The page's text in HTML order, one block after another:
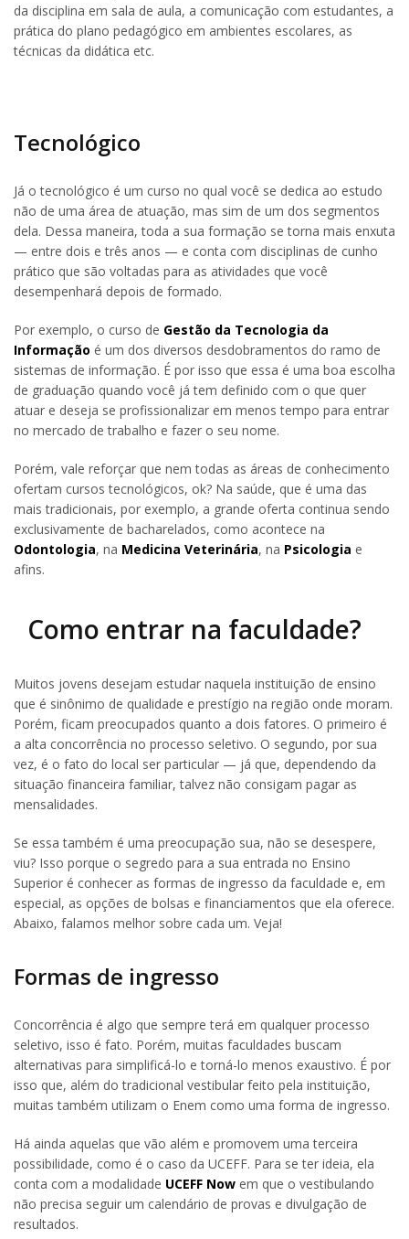
da disciplina em sala de aula, a comunicação com estudantes, a
prática do plano pedagógico em ambientes escolares, as
técnicas da didática etc.
Tecnológico
Já o tecnológico é um curso no qual você se dedica ao estudo
não de uma área de atuação, mas sim de um dos segmentos
dela. Dessa maneira, toda a sua formação se torna mais enxuta
— entre dois e três anos — e conta com disciplinas de cunho
prático que são voltadas para as atividades que você
desempenhará depois de formado.
Por exemplo, o curso de Gestão da Tecnologia da
Informação é um dos diversos desdobramentos do ramo de
sistemas de informação. É por isso que essa é uma boa escolha
de graduação quando você já tem definido com o que quer
atuar e deseja se profissionalizar em menos tempo para entrar
no mercado de trabalho e fazer o seu nome.
Porém, vale reforçar que nem todas as áreas de conhecimento
ofertam cursos tecnológicos, ok? Na saúde, que é uma das
mais tradicionais, por exemplo, a grande oferta continua sendo
exclusivamente de bacharelados, como acontece na
Odontologia, na Medicina Veterinária, na Psicologia e
afins.
Como entrar na faculdade?
Muitos jovens desejam estudar naquela instituição de ensino
que é sinônimo de qualidade e prestígio na região onde moram.
Porém, ficam preocupados quanto a dois fatores. O primeiro é
a alta concorrência no processo seletivo. O segundo, por sua
vez, é o fato do local ser particular — já que, dependendo da
situação financeira familiar, talvez não consigam pagar as
mensalidades.
Se essa também é uma preocupação sua, não se desespere,
viu? Isso porque o segredo para a sua entrada no Ensino
Superior é conhecer as formas de ingresso da faculdade e, em
especial, as opções de bolsas e financiamentos que ela oferece.
Abaixo, falamos melhor sobre cada um. Veja!
Formas de ingresso
Concorrência é algo que sempre terá em qualquer processo
seletivo, isso é fato. Porém, muitas faculdades buscam
alternativas para simplificá-lo e torná-lo menos exaustivo. É por
isso que, além do tradicional vestibular feito pela instituição,
muitas também utilizam o Enem como uma forma de ingresso.
Há ainda aquelas que vão além e promovem uma terceira
possibilidade, como é o caso da UCEFF. Para se ter ideia, ela
conta com a modalidade UCEFF Now em que o vestibulando
não precisa seguir um calendário de provas e divulgação de
resultados.